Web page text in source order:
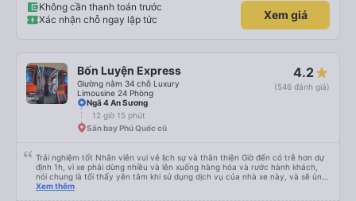
Không cần thanh toán trước
Xác nhận chỗ ngay lập tức
Xem giá
Bốn Luyện Express
Giường nằm 34 chỗ Luxury
Limousine 24 Phòng
4.2
(546 đánh giá)
Ngã 4 An Sương
12 giờ 15 phút
Sân bay Phú Quốc cũ
Trải nghiệm tốt Nhân viên vui vẻ lịch sự và thân thiện Giờ đến có trễ hơn dự
định 1h, vì xe phải dừng nhiều và lên xuống hàng hóa và rước hành khách,
nói chung là tối thấy yên tâm khi sử dụng dịch vụ của nhà xe này, và sẽ ủng
hộ và giới thiệu cho người thân sử dụng dịch vụ của nhà xe này
Xem thêm